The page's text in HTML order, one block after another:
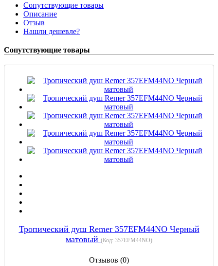
Сопутствующие товары
Описание
Отзыв
Нашли дешевле?
Сопутствующие товары
Тропический душ Remer 357EFM44NO Черный
матовый (Код: 357EFM44NO)
Отзывов (0)